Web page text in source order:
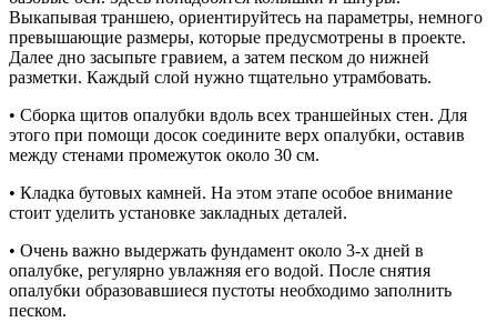
Выкапывая траншею, ориентируйтесь на параметры, немного
превышающие размеры, которые предусмотрены в проекте.
Далее дно засыпьте гравием, а затем песком до нижней
разметки. Каждый слой нужно тщательно утрамбовать.
• Сборка щитов опалубки вдоль всех траншейных стен. Для
этого при помощи досок соедините верх опалубки, оставив
между стенами промежуток около 30 см.
• Кладка бутовых камней. На этом этапе особое внимание
стоит уделить установке закладных деталей.
• Очень важно выдержать фундамент около 3-х дней в
опалубке, регулярно увлажняя его водой. После снятия
опалубки образовавшиеся пустоты необходимо заполнить
песком.